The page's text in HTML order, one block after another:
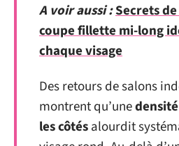
A voir aussi :Secrets
coupe fillette mi-long
chaque visage
Des retours de salons
montrent qu’une
les côtésalourdit